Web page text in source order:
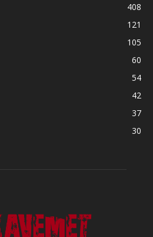
408
121
105
60
54
42
37
30